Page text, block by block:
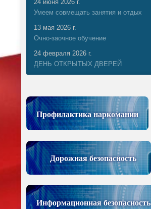
24 июня 2026 г.
Умеем совмещать занятия и отдых
13 мая 2026 г.
Очно-заочное обучение
24 февраля 2026 г.
ДЕНЬ ОТКРЫТЫХ ДВЕРЕЙ
Профилактика наркомании
Дорожная безопасность
Информационная безопасность